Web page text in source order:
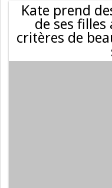
Kate prend
de ses
critères de